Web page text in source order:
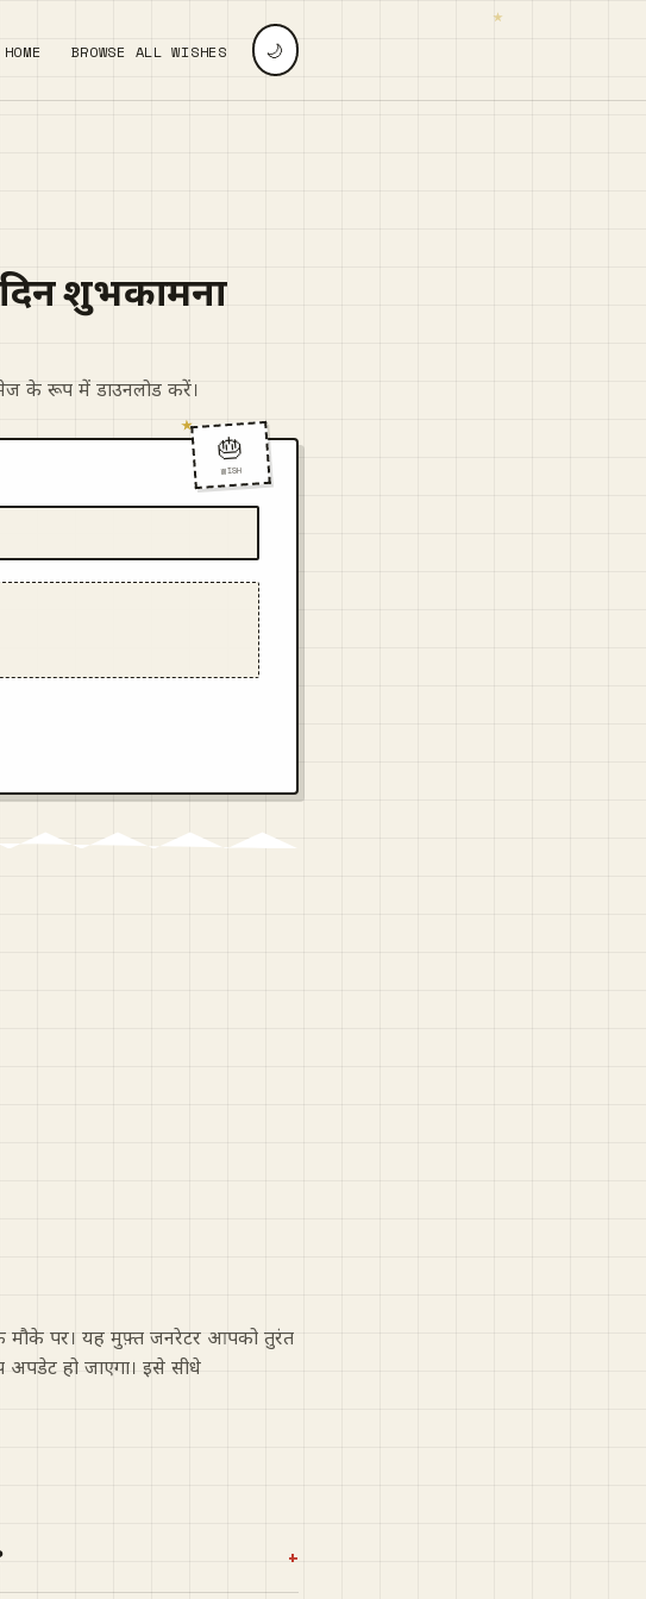
HOME BROWSE ALL WISHES 🌙
शुभकामना
के रूप में डाउनलोड करें।
🎂
WISH
मौके पर। यह मुफ़्त जनरेटर आपको तुरंत
हो जाएगा। इसे सीधे
+